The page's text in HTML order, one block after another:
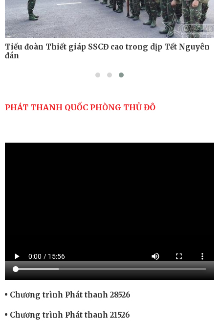
Tiểu đoàn Thiết giáp SSCĐ cao trong dịp Tết Nguyên
đán
PHÁT THANH QUỐC PHÒNG THỦ ĐÔ
Chương trình Phát thanh 28526
Chương trình Phát thanh 21526